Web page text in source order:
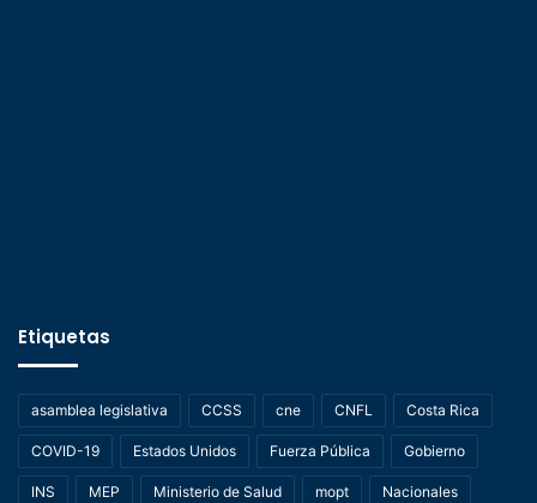
Etiquetas
asamblea legislativa CCSS cne CNFL Costa Rica
COVID-19 Estados Unidos Fuerza Pública Gobierno
INS MEP Ministerio de Salud mopt Nacionales